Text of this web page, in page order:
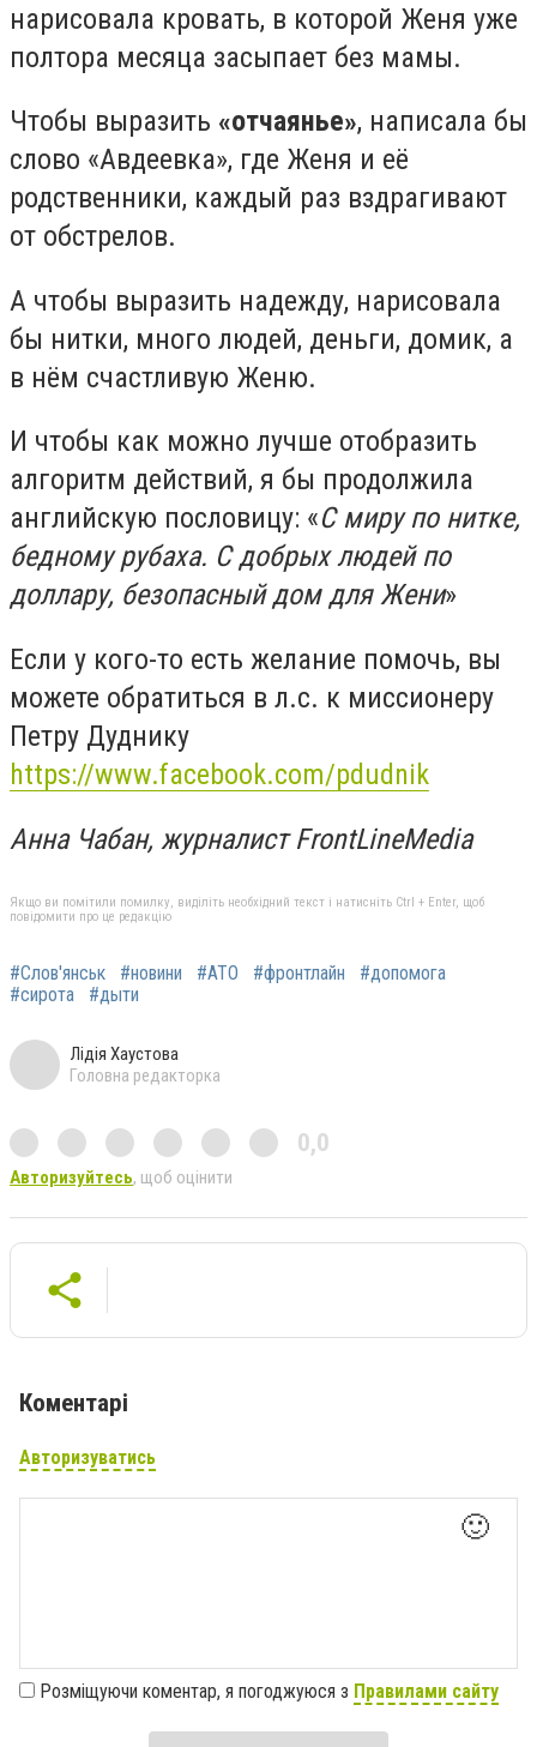
нарисовала кровать, в которой Женя уже
полтора месяца засыпает без мамы.
Чтобы выразить «отчаянье», написала бы
слово «Авдеевка», где Женя и её
родственники, каждый раз вздрагивают
от обстрелов.
А чтобы выразить надежду, нарисовала
бы нитки, много людей, деньги, домик, а
в нём счастливую Женю.
И чтобы как можно лучше отобразить
алгоритм действий, я бы продолжила
английскую пословицу: «С миру по нитке,
бедному рубаха. С добрых людей по
доллару, безопасный дом для Жени»
Если у кого-то есть желание помочь, вы
можете обратиться в л.с. к миссионеру
Петру Дуднику
https://www.facebook.com/pdudnik
Анна Чабан, журналист FrontLineMedia
Якщо ви помітили помилку, виділіть необхідний текст і натисніть Ctrl + Enter, щоб
повідомити про це редакцію
#Слов'янськ #новини #АТО #фронтлайн
#допомога
#сирота
#дыти
Лідія Хаустова
Головна редакторка
0,0
Авторизуйтесь, щоб оцінити
Коментарі
Авторизуватись
🙂
Розміщуючи коментар, я погоджуюся з Правилами сайту